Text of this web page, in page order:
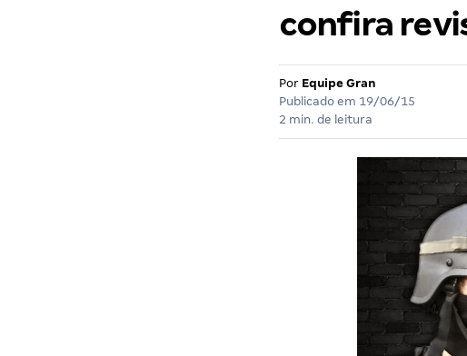
confira
Por Equipe Gran
Publicado em 19/06/15
2 min. de leitura